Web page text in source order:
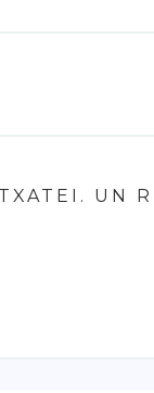
TXATEI. UN